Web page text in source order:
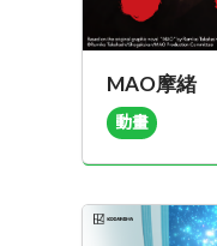
MAO摩緒
動畫